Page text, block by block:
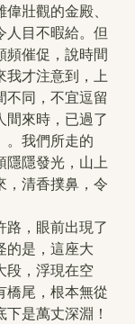
壯觀的金殿、
人目不暇給。但
頻催促，說時間
我才注意到，上
不同，不宜逗留
間來時，已過了
。我們所走的
隱隱發光，山上
，清香撲鼻，令
路，眼前出現了
的是，這座大
段，浮現在空
橋尾，根本無從
是萬丈深淵！